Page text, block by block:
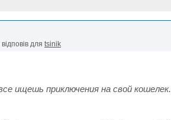
відповів для tsinik
ищешь приключения на свой